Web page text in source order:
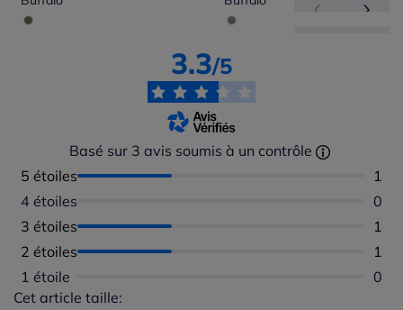
3.3/5
Basé sur 3 avis soumis à un contrôle
5 étoiles
1
4 étoiles
0
3 étoiles
1
2 étoiles
1
1 étoile
0
Cet article taille:
Répartition du taillant selon les avis clients